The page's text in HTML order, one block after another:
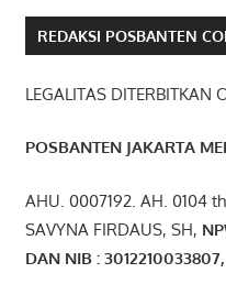
REDAKSI POSBANTEN
LEGALITAS DITERBITKAN
POSBANTEN JAKARTA
AHU. 0007192. AH. 0104
SAVYNA FIRDAUS, SH,
DAN NIB :3012210033807,